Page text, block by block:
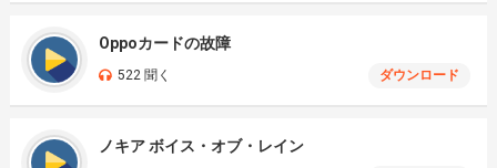
Oppoカードの故障
522 聞く ダウンロード
ノキア ボイス・オブ・レイン